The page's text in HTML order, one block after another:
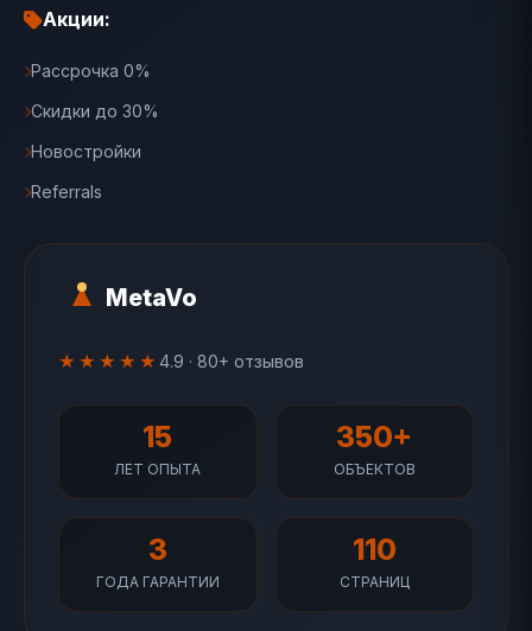
MetaVo
★★★★★ 4.9 · 80+ отзывов
15
ЛЕТ ОПЫТА
350+
ОБЪЕКТОВ
3
ГОДА ГАРАНТИИ
110
СТРАНИЦ
Акции:
Рассрочка 0%
Скидки до 30%
Новостройки
Referrals